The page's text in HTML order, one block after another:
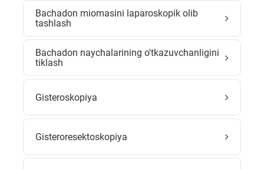
Bachadon miomasini laparoskopik olib
tashlash
Bachadon naychalarining o'tkazuvchanligini
tiklash
Gisteroskopiya
Gisteroresektoskopiya